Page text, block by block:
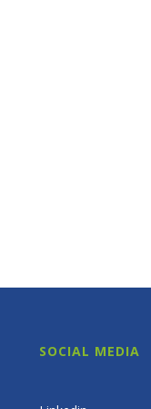
SOCIAL MEDIA